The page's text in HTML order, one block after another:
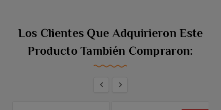
Los Clientes Que Adquirieron Este
Producto También Compraron:
 